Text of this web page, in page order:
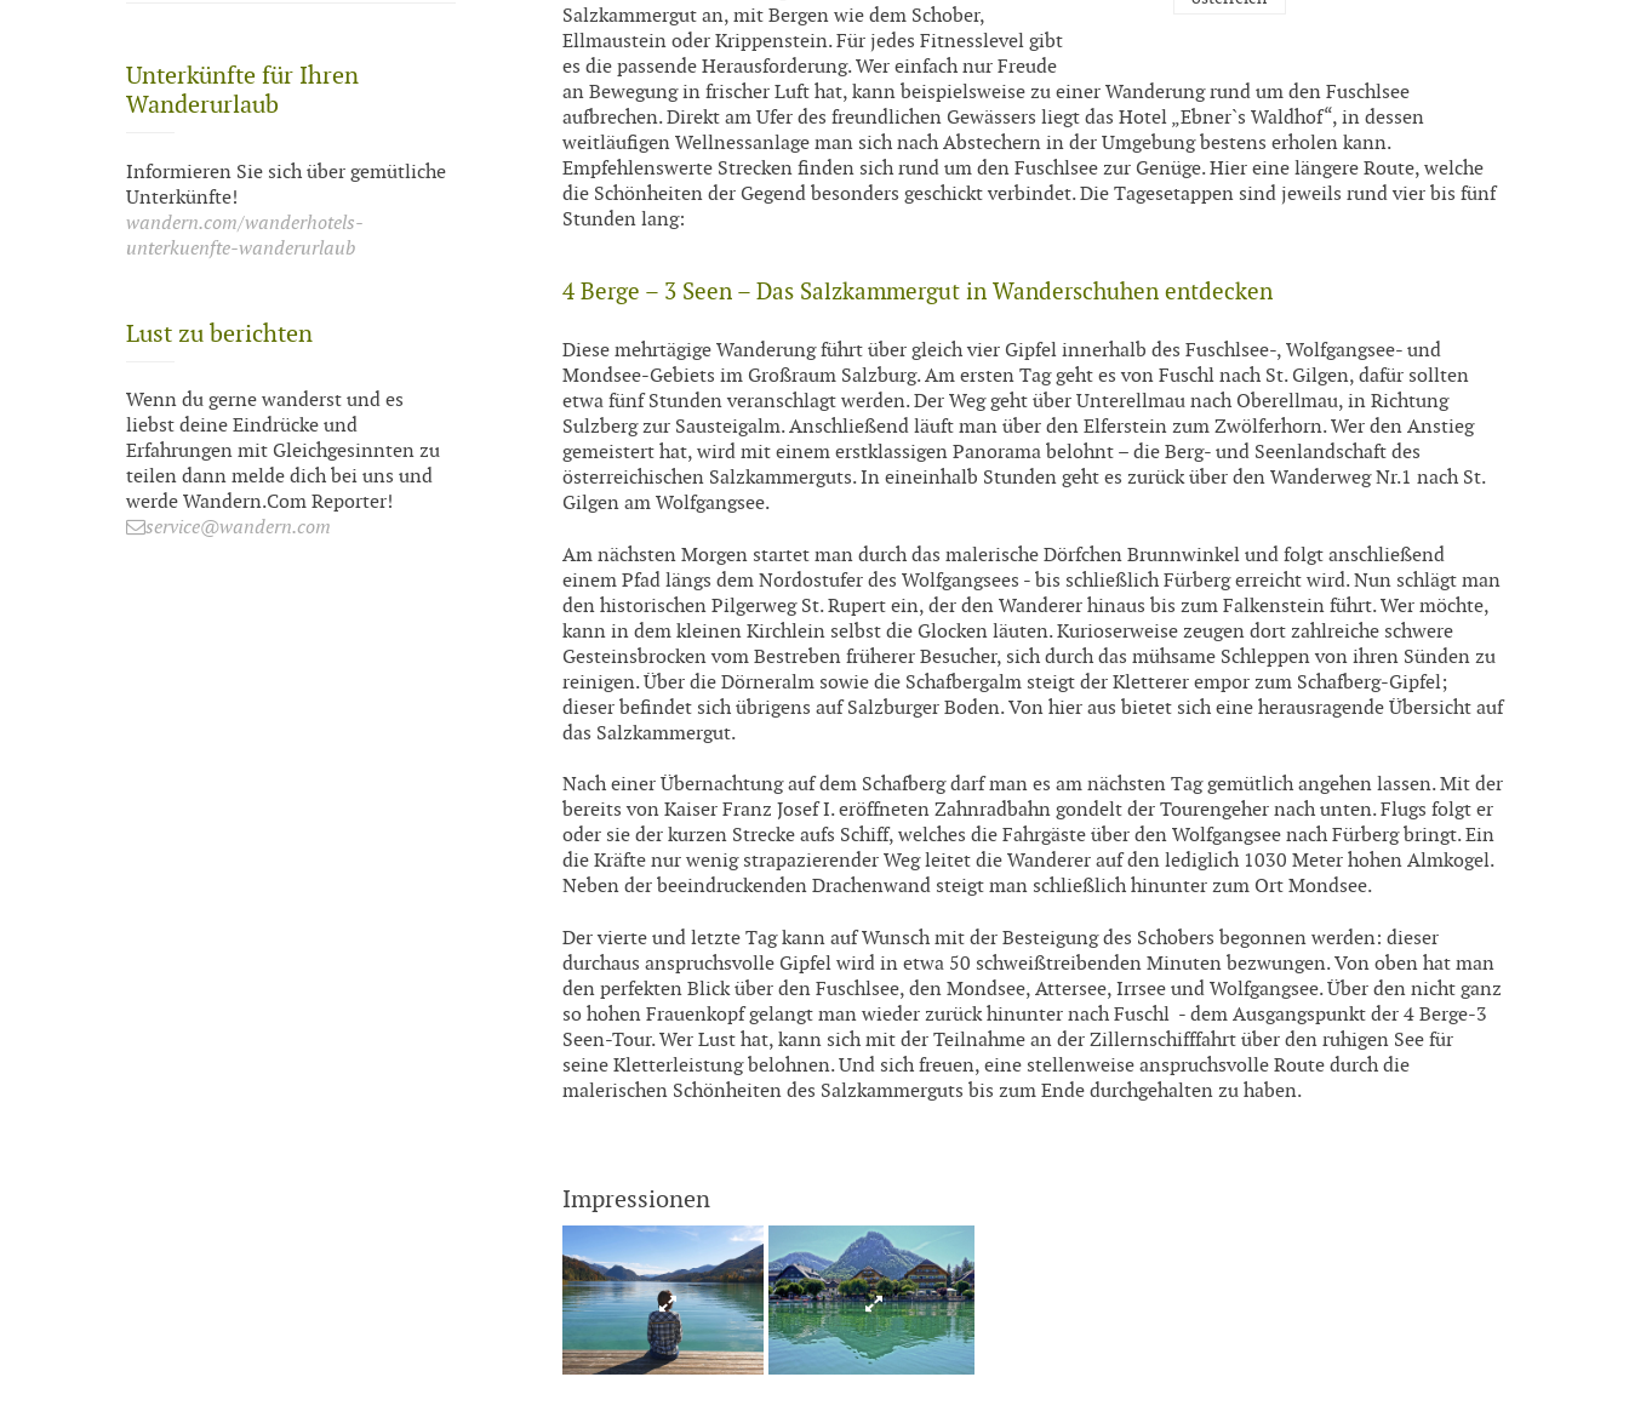
Salzkammergut an, mit Bergen wie dem Schober,
Ellmaustein oder Krippenstein. Für jedes Fitnesslevel gibt
es die passende Herausforderung. Wer einfach nur Freude
an Bewegung in frischer Luft hat, kann beispielsweise zu einer Wanderung rund um den Fuschlsee
aufbrechen. Direkt am Ufer des freundlichen Gewässers liegt das Hotel „Ebner`s Waldhof“, in dessen
weitläufigen Wellnessanlage man sich nach Abstechern in der Umgebung bestens erholen kann.
Empfehlenswerte Strecken finden sich rund um den Fuschlsee zur Genüge. Hier eine längere Route, welche
die Schönheiten der Gegend besonders geschickt verbindet. Die Tagesetappen sind jeweils rund vier bis fünf
Stunden lang:
4 Berge – 3 Seen – Das Salzkammergut in Wanderschuhen entdecken
Diese mehrtägige Wanderung führt über gleich vier Gipfel innerhalb des Fuschlsee-, Wolfgangsee- und
Mondsee-Gebiets im Großraum Salzburg. Am ersten Tag geht es von Fuschl nach St. Gilgen, dafür sollten
etwa fünf Stunden veranschlagt werden. Der Weg geht über Unterellmau nach Oberellmau, in Richtung
Sulzberg zur Sausteigalm. Anschließend läuft man über den Elferstein zum Zwölferhorn. Wer den Anstieg
gemeistert hat, wird mit einem erstklassigen Panorama belohnt – die Berg- und Seenlandschaft des
österreichischen Salzkammerguts. In eineinhalb Stunden geht es zurück über den Wanderweg Nr.1 nach St.
Gilgen am Wolfgangsee.
Am nächsten Morgen startet man durch das malerische Dörfchen Brunnwinkel und folgt anschließend
einem Pfad längs dem Nordostufer des Wolfgangsees - bis schließlich Fürberg erreicht wird. Nun schlägt man
den historischen Pilgerweg St. Rupert ein, der den Wanderer hinaus bis zum Falkenstein führt. Wer möchte,
kann in dem kleinen Kirchlein selbst die Glocken läuten. Kurioserweise zeugen dort zahlreiche schwere
Gesteinsbrocken vom Bestreben früherer Besucher, sich durch das mühsame Schleppen von ihren Sünden zu
reinigen. Über die Dörneralm sowie die Schafbergalm steigt der Kletterer empor zum Schafberg-Gipfel;
dieser befindet sich übrigens auf Salzburger Boden. Von hier aus bietet sich eine herausragende Übersicht auf
das Salzkammergut.
Nach einer Übernachtung auf dem Schafberg darf man es am nächsten Tag gemütlich angehen lassen. Mit der
bereits von Kaiser Franz Josef I. eröffneten Zahnradbahn gondelt der Tourengeher nach unten. Flugs folgt er
oder sie der kurzen Strecke aufs Schiff, welches die Fahrgäste über den Wolfgangsee nach Fürberg bringt. Ein
die Kräfte nur wenig strapazierender Weg leitet die Wanderer auf den lediglich 1030 Meter hohen Almkogel.
Neben der beeindruckenden Drachenwand steigt man schließlich hinunter zum Ort Mondsee.
Der vierte und letzte Tag kann auf Wunsch mit der Besteigung des Schobers begonnen werden: dieser
durchaus anspruchsvolle Gipfel wird in etwa 50 schweißtreibenden Minuten bezwungen. Von oben hat man
den perfekten Blick über den Fuschlsee, den Mondsee, Attersee, Irrsee und Wolfgangsee. Über den nicht ganz
so hohen Frauenkopf gelangt man wieder zurück hinunter nach Fuschl - dem Ausgangspunkt der 4 Berge-3
Seen-Tour. Wer Lust hat, kann sich mit der Teilnahme an der Zillernschifffahrt über den ruhigen See für
seine Kletterleistung belohnen. Und sich freuen, eine stellenweise anspruchsvolle Route durch die
malerischen Schönheiten des Salzkammerguts bis zum Ende durchgehalten zu haben.
Impressionen
Unterkünfte für Ihren
Wanderurlaub
Informieren Sie sich über gemütliche
Unterkünfte!
wandern.com/wanderhotels-
unterkuenfte-wanderurlaub
Lust zu berichten
Wenn du gerne wanderst und es
liebst deine Eindrücke und
Erfahrungen mit Gleichgesinnten zu
teilen dann melde dich bei uns und
werde Wandern.Com Reporter!
service@wandern.com